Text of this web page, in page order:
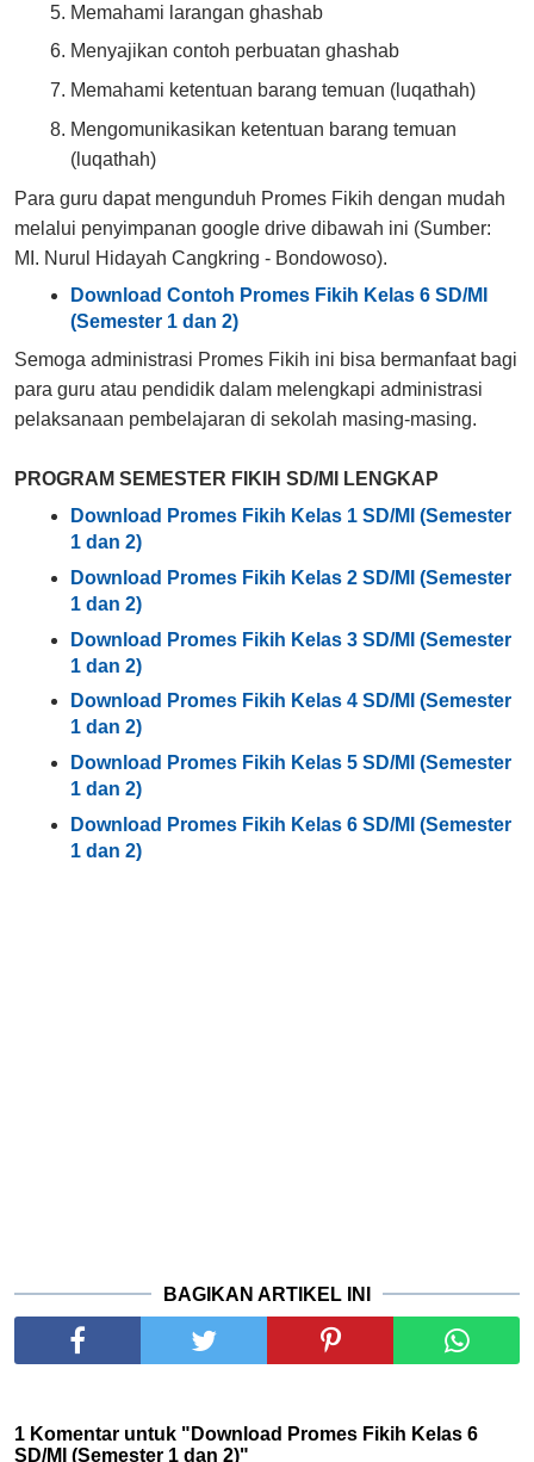
Memahami larangan ghashab
Menyajikan contoh perbuatan ghashab
Memahami ketentuan barang temuan (luqathah)
Mengomunikasikan ketentuan barang temuan
(luqathah)
Para guru dapat mengunduh Promes Fikih dengan mudah
melalui penyimpanan google drive dibawah ini (Sumber:
MI. Nurul Hidayah Cangkring - Bondowoso).
Download Contoh Promes Fikih Kelas 6 SD/MI
(Semester 1 dan 2)
Semoga administrasi Promes Fikih ini bisa bermanfaat bagi
para guru atau pendidik dalam melengkapi administrasi
pelaksanaan pembelajaran di sekolah masing-masing.
PROGRAM SEMESTER FIKIH SD/MI LENGKAP
Download Promes Fikih Kelas 1 SD/MI (Semester
1 dan 2)
Download Promes Fikih Kelas 2 SD/MI (Semester
1 dan 2)
Download Promes Fikih Kelas 3 SD/MI (Semester
1 dan 2)
Download Promes Fikih Kelas 4 SD/MI (Semester
1 dan 2)
Download Promes Fikih Kelas 5 SD/MI (Semester
1 dan 2)
Download Promes Fikih Kelas 6 SD/MI (Semester
1 dan 2)
BAGIKAN ARTIKEL INI
1 Komentar untuk "Download Promes Fikih Kelas 6
SD/MI (Semester 1 dan 2)"